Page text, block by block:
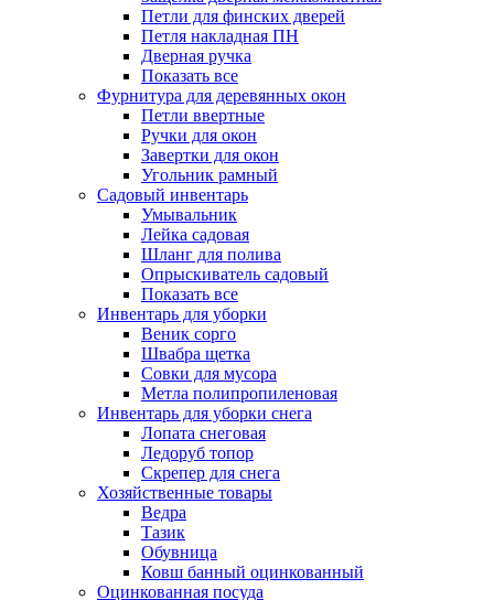
Петли для финских дверей
Петля накладная ПН
Дверная ручка
Показать все
Фурнитура для деревянных окон
Петли ввертные
Ручки для окон
Завертки для окон
Угольник рамный
Садовый инвентарь
Умывальник
Лейка садовая
Шланг для полива
Опрыскиватель садовый
Показать все
Инвентарь для уборки
Веник сорго
Швабра щетка
Совки для мусора
Метла полипропиленовая
Инвентарь для уборки снега
Лопата снеговая
Ледоруб топор
Скрепер для снега
Хозяйственные товары
Ведра
Тазик
Обувница
Ковш банный оцинкованный
Оцинкованная посуда